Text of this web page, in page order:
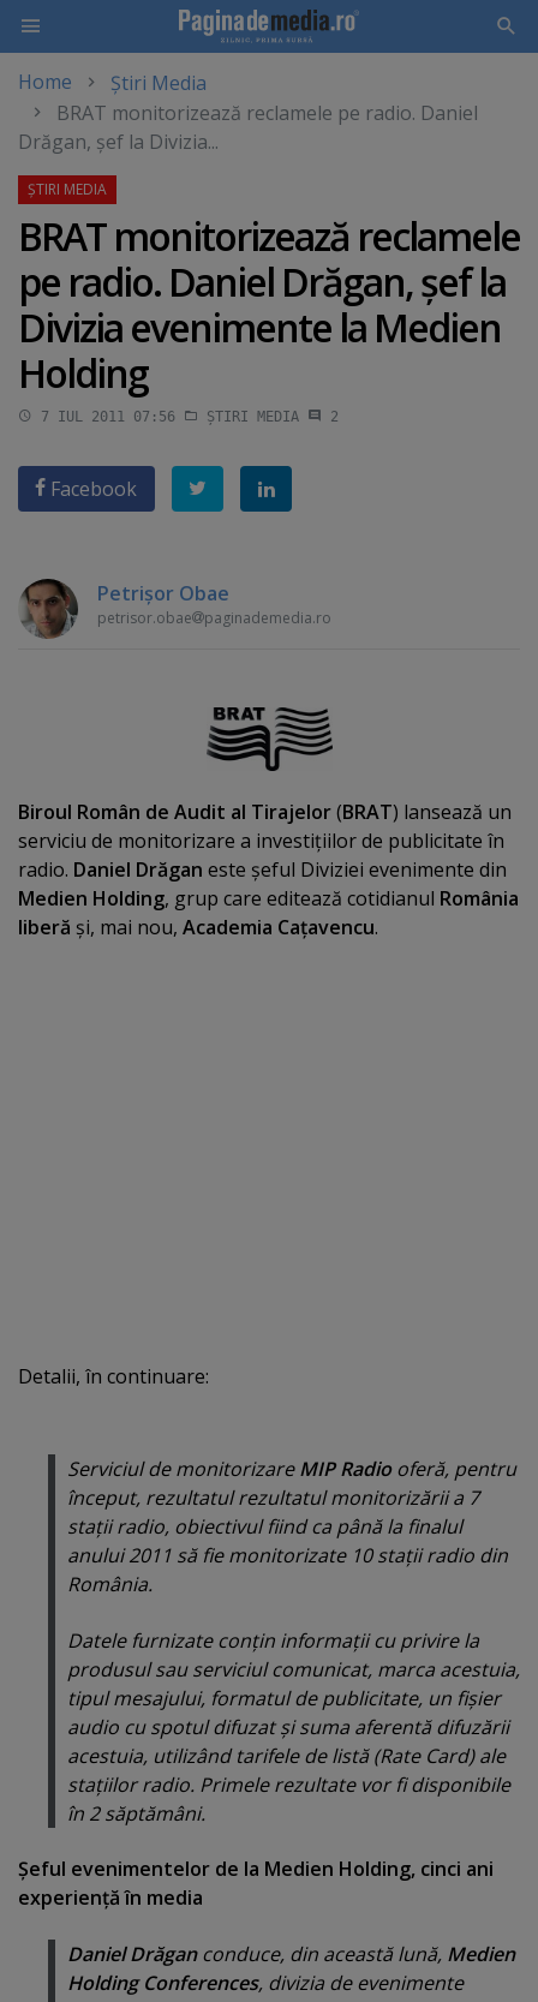
main
content
Home
Știri Media
BRAT monitorizează reclamele pe radio. Daniel
Drăgan, şef la Divizia...
BRAT monitorizează reclamele
pe radio. Daniel Drăgan, şef la
Divizia evenimente la Medien
Holding
7 IUL 2011 07:56 ȘTIRI MEDIA 2
Facebook
Petrişor Obae
petrisor.obae paginademedia.ro
Biroul Român de Audit al Tirajelor(BRAT) lansează un
serviciu de monitorizare a investiţiilor de publicitate în
radio. Daniel Drăgan este şeful Diviziei evenimente din
Medien Holding, grup care editează cotidianul România
liberă şi, mai nou, Academia Caţavencu.
Detalii, în continuare:
Serviciul de monitorizareMIP Radiooferă, pentru
început, rezultatul rezultatul monitorizării a 7
staţii radio, obiectivul fiind ca până la finalul
anului 2011 să fie monitorizate 10 staţii radio din
România.
Datele furnizate conţin informaţii cu privire la
produsul sau serviciul comunicat, marca acestuia,
tipul mesajului, formatul de publicitate, un fişier
audio cu spotul difuzat şi suma aferentă difuzării
acestuia, utilizând tarifele de listă (Rate Card) ale
staţiilor radio. Primele rezultate vor fi disponibile
în 2 săptămâni.
Şeful evenimentelor de la Medien Holding, cinci ani
experienţă în media
Daniel Drăganconduce, din această lună, Medien
Holding Conferences, divizia de evenimente